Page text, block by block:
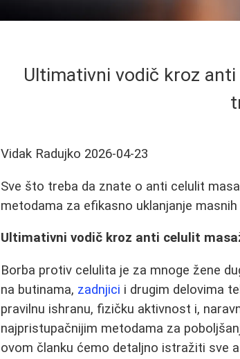
Ultimativni vodič kroz
Vidak Radujko 2026-04-23
Sve što treba da znate o anti celulit
metodama za efikasno uklanjanje
Ultimativni vodič kroz anti celulit
Borba protiv celulita je za mnoge žene
na butinama, zadnjici i drugim delovima
pravilnu ishranu, fizičku aktivnost i,
najpristupačnijim metodama za
ovom članku ćemo detaljno istražiti sve